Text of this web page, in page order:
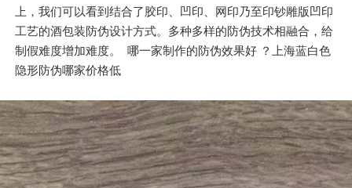
上，我们可以看到结合了胶印、凹印、网印乃至印钞雕版凹印
工艺的酒包装防伪设计方式。多种多样的防伪技术相融合，给
制假难度增加难度。 哪一家制作的防伪效果好 ？上海蓝白色
隐形防伪哪家价格低